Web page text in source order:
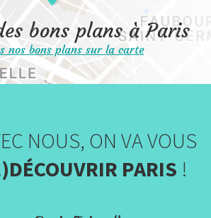
bons plans à Paris
nos bons plans sur la carte
NOUS, ON VA VOUS
PARIS !